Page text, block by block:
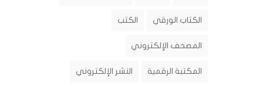
الكتاب الورقي الكتب
المصحف الإلكتروني
المكتبة الرقمية النشر الإلكتروني